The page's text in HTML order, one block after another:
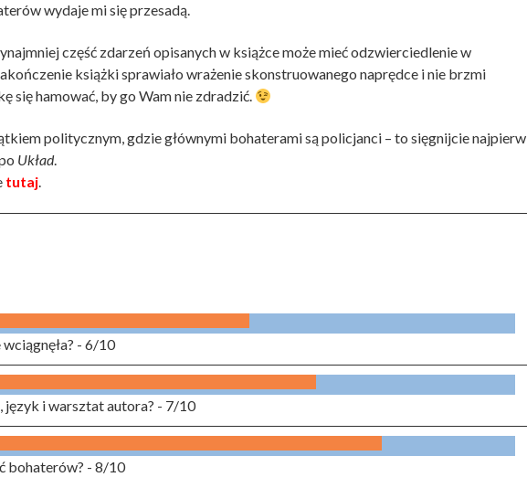
wydaje mi się przesadą.
część zdarzeń opisanych w książce może mieć odzwierciedlenie w
książki sprawiało wrażenie skonstruowanego naprędce i nie brzmi
się hamować, by go Wam nie zdradzić.
politycznym, gdzie głównymi bohaterami są policjanci – to sięgnijcie najpierw
Układ.
tutaj.
- 6/10
język i warsztat autora? - 7/10
bohaterów? - 8/10